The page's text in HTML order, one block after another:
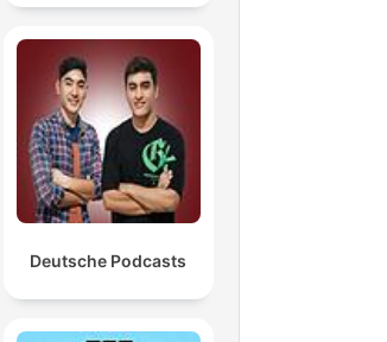
Deutsche Podcasts